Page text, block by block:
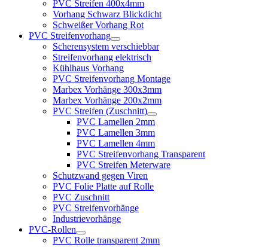
PVC Streifen 400x4mm
Vorhang Schwarz Blickdicht
Schweißer Vorhang Rot
PVC Streifenvorhang
Scherensystem verschiebbar
Streifenvorhang elektrisch
Kühlhaus Vorhang
PVC Streifenvorhang Montage
Marbex Vorhänge 300x3mm
Marbex Vorhänge 200x2mm
PVC Streifen (Zuschnitt)
PVC Lamellen 2mm
PVC Lamellen 3mm
PVC Lamellen 4mm
PVC Streifenvorhang Transparent
PVC Streifen Meterware
Schutzwand gegen Viren
PVC Folie Platte auf Rolle
PVC Zuschnitt
PVC Streifenvorhänge
Industrievorhänge
PVC-Rollen
PVC Rolle transparent 2mm